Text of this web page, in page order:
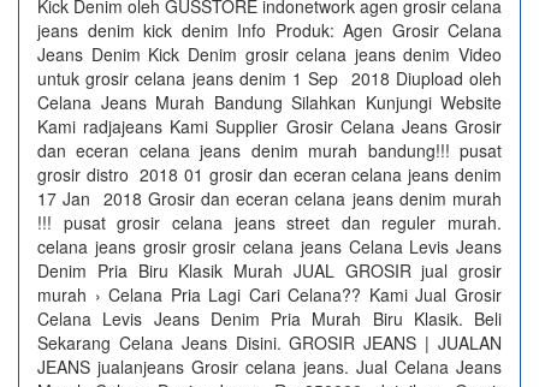
Kick Denim oleh GUSSTORE indonetwork agen grosir celana
jeans denim kick denim Info Produk: Agen Grosir Celana
Jeans Denim Kick Denim grosir celana jeans denim Video
untuk grosir celana jeans denim 1 Sep 2018 Diupload oleh
Celana Jeans Murah Bandung Silahkan Kunjungi Website
Kami radjajeans Kami Supplier Grosir Celana Jeans Grosir
dan eceran celana jeans denim murah bandung!!! pusat
grosir distro 2018 01 grosir dan eceran celana jeans denim
17 Jan 2018 Grosir dan eceran celana jeans denim murah
!!! pusat grosir celana jeans street dan reguler murah.
celana jeans grosir grosir celana jeans Celana Levis Jeans
Denim Pria Biru Klasik Murah JUAL GROSIR jual grosir
murah › Celana Pria Lagi Cari Celana?? Kami Jual Grosir
Celana Levis Jeans Denim Pria Murah Biru Klasik. Beli
Sekarang Celana Jeans Disini. GROSIR JEANS | JUALAN
JEANS jualanjeans Grosir celana jeans. Jual Celana Jeans